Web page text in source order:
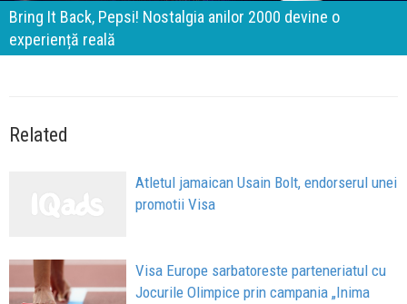
Bring It Back, Pepsi! Nostalgia anilor 2000 devine o
experiență reală
Related
Atletul jamaican Usain Bolt, endorserul unei
promotii Visa
Visa Europe sarbatoreste parteneriatul cu
Jocurile Olimpice prin campania „Inima